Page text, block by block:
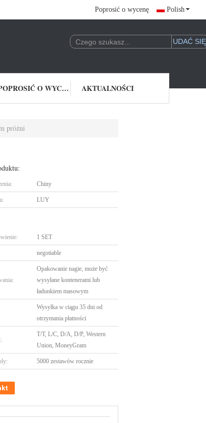
Poprosić o wycenę Polish
POPROSIĆ O WYCENĘ AKTUALNOŚCI
próżni
Chiny
LUY
1 SET
negotiable
Opakowanie nagie, może być
wysyłane kontenerami lub
ładunkiem masowym
Wysyłka w ciągu 35 dni od
otrzymania płatności
T/T, L/C, D/A, D/P, Western
Union, MoneyGram
5000 zestawów rocznie